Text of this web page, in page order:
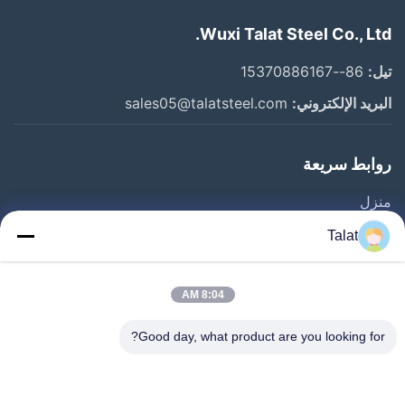
Wuxi Talat Steel Co., Ltd.
تيل:
البريد الإلكتروني:
روابط سريعة
منزل
المنتجات
حول بنا
ضبط الجودة
Talat
8:04 AM
Good day, what product are you looking for?